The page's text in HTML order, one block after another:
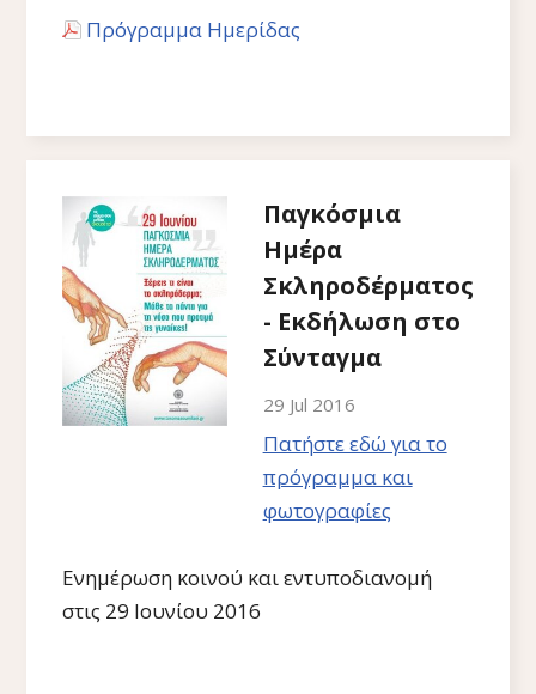
Πρόγραμμα Ημερίδας
Παγκόσμια
Ημέρα
Σκληροδέρματος
- Εκδήλωση στο
Σύνταγμα
29 Jul 2016
Πατήστε εδώ για το
πρόγραμμα και
φωτογραφίες
Ενημέρωση κοινού και εντυποδιανομή
στις 29 Ιουνίου 2016